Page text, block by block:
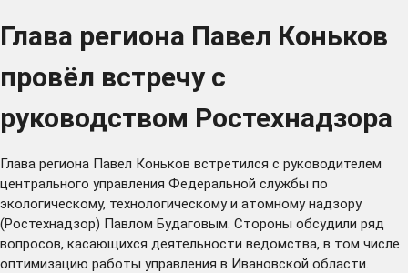
Глава региона Павел Коньков
провёл встречу с
руководством Ростехнадзора
Глава региона Павел Коньков встретился с руководителем
центрального управления Федеральной службы по
экологическому, технологическому и атомному надзору
(Ростехнадзор) Павлом Будаговым. Стороны обсудили ряд
вопросов, касающихся деятельности ведомства, в том числе
оптимизацию работы управления в Ивановской области.